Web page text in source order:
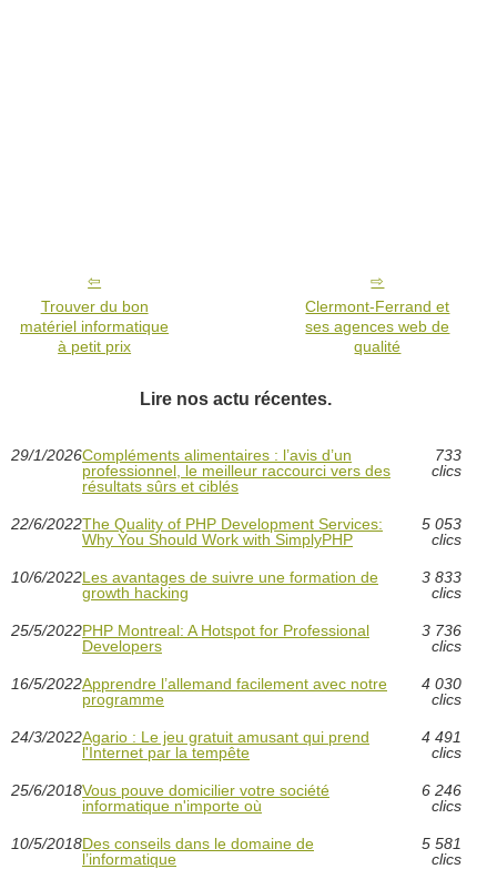
Trouver du bon
matériel informatique
à petit prix
Clermont-Ferrand et
ses agences web de
qualité
Lire nos actu récentes.
29/1/2026Compléments alimentaires : l’avis d’un
professionnel, le meilleur raccourci vers des
résultats sûrs et ciblés
733
clics
22/6/2022The Quality of PHP Development Services:
Why You Should Work with SimplyPHP
5 053
clics
10/6/2022Les avantages de suivre une formation de
growth hacking
3 833
clics
25/5/2022PHP Montreal: A Hotspot for Professional
Developers
3 736
clics
16/5/2022Apprendre l’allemand facilement avec notre
programme
4 030
clics
24/3/2022Agario : Le jeu gratuit amusant qui prend
l'Internet par la tempête
4 491
clics
25/6/2018Vous pouve domicilier votre société
informatique n'importe où
6 246
clics
10/5/2018Des conseils dans le domaine de
l’informatique
5 581
clics